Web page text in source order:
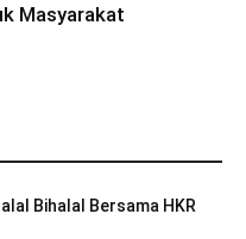
Masyarakat
Bihalal Bersama HKR